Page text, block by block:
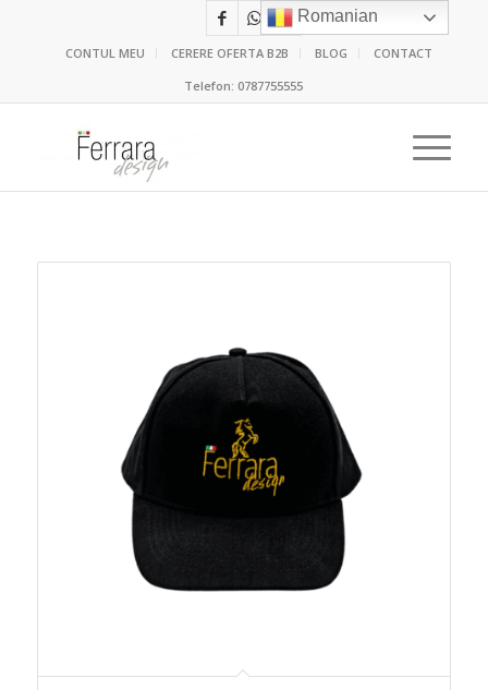
CONTUL MEU CERERE OFERTA B2B BLOG
CONTACT
Telefon:0787755555
Romanian